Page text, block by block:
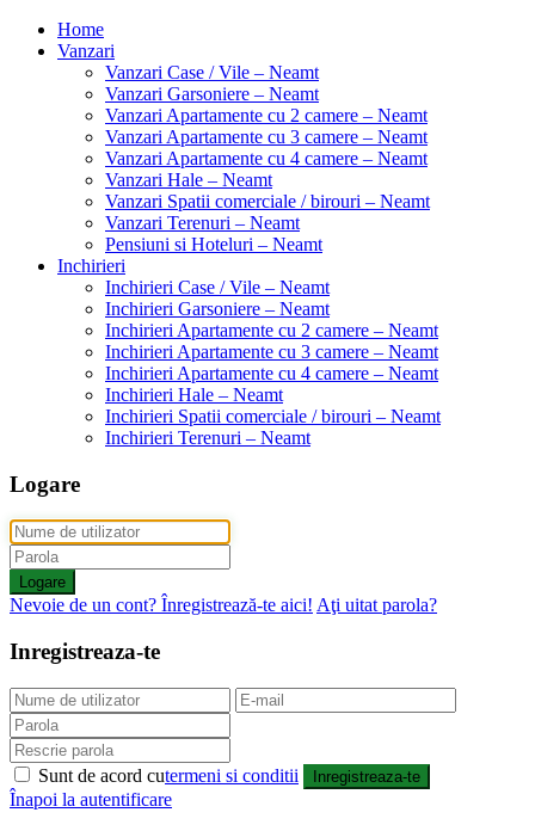
Home
Vanzari
Vanzari Case / Vile – Neamt
Vanzari Garsoniere – Neamt
Vanzari Apartamente cu 2 camere – Neamt
Vanzari Apartamente cu 3 camere – Neamt
Vanzari Apartamente cu 4 camere – Neamt
Vanzari Hale – Neamt
Vanzari Spatii comerciale / birouri – Neamt
Vanzari Terenuri – Neamt
Pensiuni si Hoteluri – Neamt
Inchirieri
Inchirieri Case / Vile – Neamt
Inchirieri Garsoniere – Neamt
Inchirieri Apartamente cu 2 camere – Neamt
Inchirieri Apartamente cu 3 camere – Neamt
Inchirieri Apartamente cu 4 camere – Neamt
Inchirieri Hale – Neamt
Inchirieri Spatii comerciale / birouri – Neamt
Inchirieri Terenuri – Neamt
Logare
Logare
Nevoie de un cont? Înregistrează-te aici! Aţi uitat parola?
Inregistreaza-te
Sunt de acord cutermeni si conditii Inregistreaza-te
Înapoi la autentificare